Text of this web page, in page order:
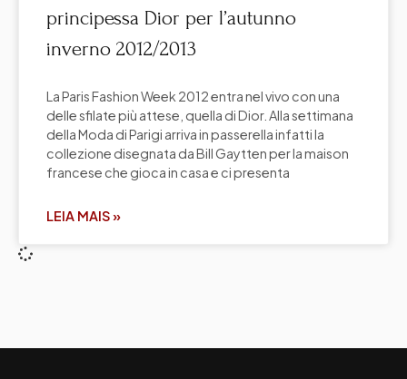
principessa Dior per l’autunno
inverno 2012/2013
La Paris Fashion Week 2012 entra nel vivo con una
delle sfilate più attese, quella di Dior. Alla settimana
della Moda di Parigi arriva in passerella infatti la
collezione disegnata da Bill Gaytten per la maison
francese che gioca in casa e ci presenta
LEIA MAIS »